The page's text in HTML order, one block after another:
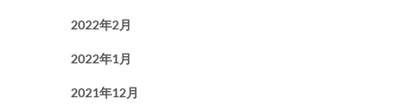
2022年2月
2022年1月
2021年12月